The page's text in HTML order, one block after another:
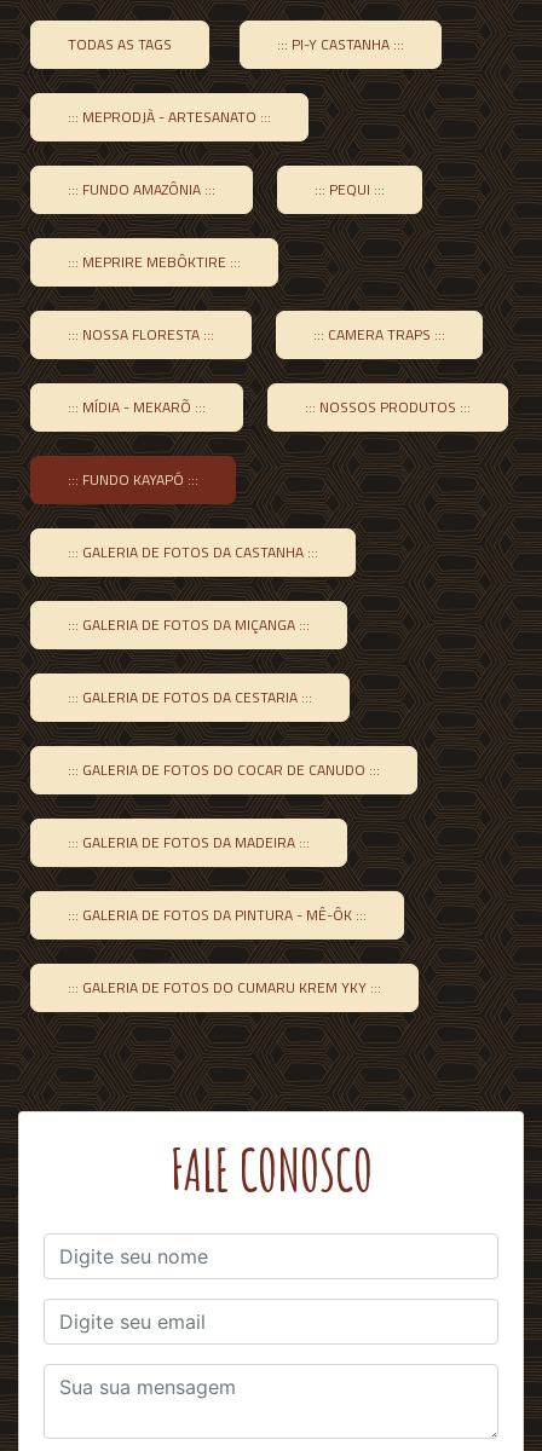
TODAS AS TAGS ::: PI-Y CASTANHA :::
::: MEPRODJÀ - ARTESANATO :::
::: FUNDO AMAZÔNIA ::: ::: PEQUI :::
::: MEPRIRE MEBÔKTIRE :::
::: NOSSA FLORESTA ::: ::: CAMERA TRAPS :::
::: MÍDIA - MEKARÕ ::: ::: NOSSOS PRODUTOS :::
::: FUNDO KAYAPÓ :::
::: GALERIA DE FOTOS DA CASTANHA :::
::: GALERIA DE FOTOS DA MIÇANGA :::
::: GALERIA DE FOTOS DA CESTARIA :::
::: GALERIA DE FOTOS DO COCAR DE CANUDO :::
::: GALERIA DE FOTOS DA MADEIRA :::
::: GALERIA DE FOTOS DA PINTURA - MÊ-ÔK :::
::: GALERIA DE FOTOS DO CUMARU KREM YKY :::
FALE CONOSCO